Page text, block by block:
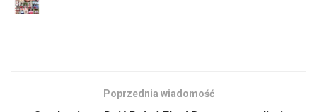
Poprzednia wiadomość